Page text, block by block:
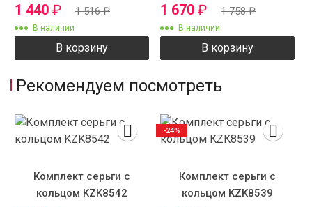
1 440 ₽ 1 516₽
В наличии
В корзину
1 670 ₽ 1 758₽
В наличии
В корзину
Рекомендуем посмотреть
Комплект серьги с
кольцом KZK8542
Комплект серьги с
кольцом KZK8539
-24%